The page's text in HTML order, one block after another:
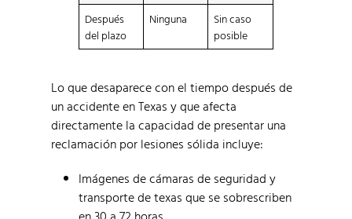
Después
del plazo
Ninguna
Sin caso
posible
Lo que desaparece con el tiempo después de
un accidente en Texas y que afecta
directamente la capacidad de presentar una
reclamación por lesiones sólida incluye:
Imágenes de cámaras de seguridad y
transporte de texas que se sobrescriben